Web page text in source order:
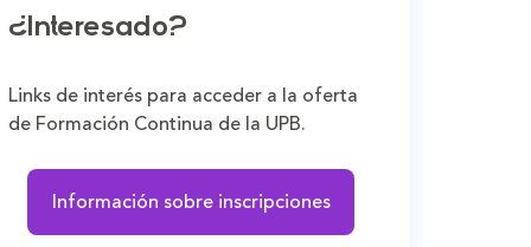
¿Interesado?
Links de interés para acceder a la oferta
de Formación Continua de la UPB.
Información sobre inscripciones